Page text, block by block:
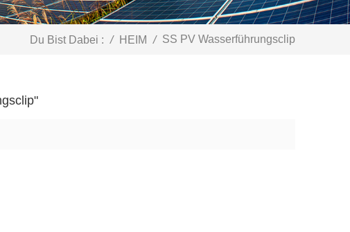
Du Bist Dabei : / HEIM / SS PV Wasserführungsclip